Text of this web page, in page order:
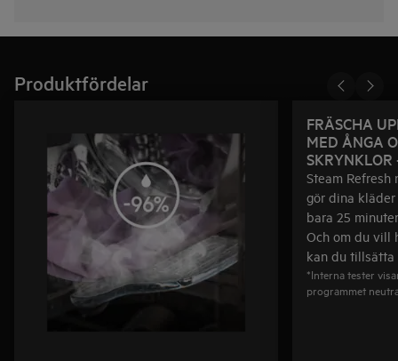
Produktfördelar
FRÄSCHA
MED ÅNGA
Steam
gör dina
bara 25
Och om du vill
kan du tillsätta
*Interna tester
programmet